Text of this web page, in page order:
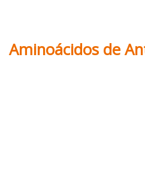
Aminoácidos de